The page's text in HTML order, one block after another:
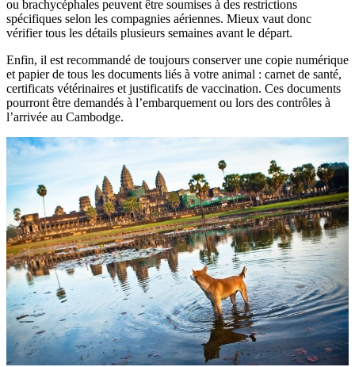
ou brachycéphales peuvent être soumises à des restrictions
spécifiques selon les compagnies aériennes. Mieux vaut donc
vérifier tous les détails plusieurs semaines avant le départ.
Enfin, il est recommandé de toujours conserver une copie numérique
et papier de tous les documents liés à votre animal : carnet de santé,
certificats vétérinaires et justificatifs de vaccination. Ces documents
pourront être demandés à l’embarquement ou lors des contrôles à
l’arrivée au Cambodge.